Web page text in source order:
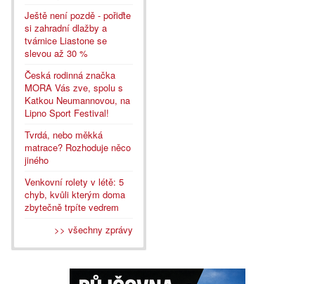
Ještě není pozdě - pořiďte
si zahradní dlažby a
tvárnice Liastone se
slevou až 30 %
Česká rodinná značka
MORA Vás zve, spolu s
Katkou Neumannovou, na
Lipno Sport Festival!
Tvrdá, nebo měkká
matrace? Rozhoduje něco
jiného
Venkovní rolety v létě: 5
chyb, kvůli kterým doma
zbytečně trpíte vedrem
>> všechny zprávy